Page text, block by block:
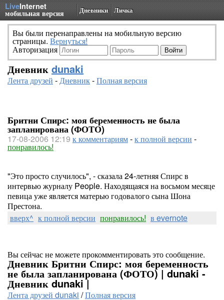
LiveInternet
мобильная версия Дневники Личка
Вы были перенаправлены на мобильную версию
страницы. Вернуться!
Авторизация
Дневник dunaki
Лента друзей -Дневник-Полная версия
Бритни Спирс: моя беременность не была
запланирована (ФОТО)
17-08-2006 12:19 к комментариям-к полной версии -
понравилось!
"Это просто случилось", - сказала 24-летняя Спирс в
интервью журналу People. Находящаяся на восьмом месяце
певица уже является матерью годовалого сына Шона
Престона.
вверх^ к полной версии понравилось! в evernote
Вы сейчас не можете прокомментировать это сообщение.
Дневник Бритни Спирс: моя беременность
не была запланирована (ФОТО) | dunaki -
Дневник dunaki |
Лента друзей dunaki /Полная версия